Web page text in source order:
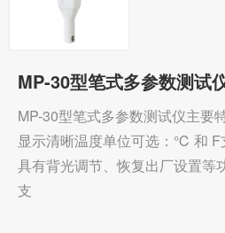
MP-30型笔式多参数测试
MP-30型笔式多参数测试仪主要
显示清晰温度单位可选：℃ 和 F
具有背光调节、恢复出厂设置等
支